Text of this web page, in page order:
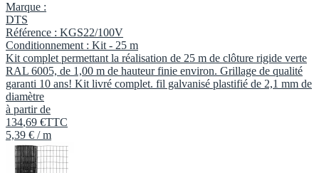
Marque :
DTS
Référence : KGS22/100V
Conditionnement : Kit - 25 m
Kit complet permettant la réalisation de 25 m de clôture rigide verte
RAL 6005, de 1,00 m de hauteur finie environ. Grillage de qualité
garanti 10 ans! Kit livré complet. fil galvanisé plastifié de 2,1 mm de
diamètre
à partir de
134,69 €TTC
5,39 € / m